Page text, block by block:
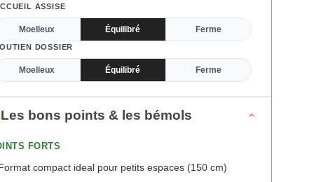
ASSISE
Moelleux Équilibré Ferme
DOSSIER
Moelleux Équilibré Ferme
Les bons points & les bémols
FORTS
compact ideal pour petits espaces (150 cm)